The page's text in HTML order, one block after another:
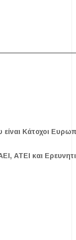
είναι Κάτοχοι
ΑΤΕΙ και